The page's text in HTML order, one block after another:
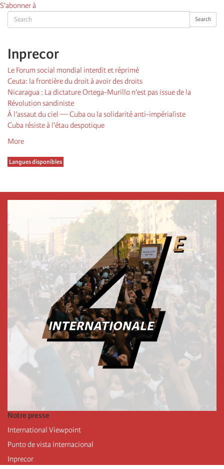
Search Search
Inprecor
Le Forum social mondial interdit et réprimé
Ceuta: la frontière du droit à avoir des droits
Nicaragua : La dictature Ortega-Murillo n’est pas issue de la
Révolution sandiniste
À l’assaut du ciel — Cuba ou la solidarité anti-impérialiste
Cuba résiste à l’étau despotique
More
Langues disponibles
S'abonner à
Notre presse
International Viewpoint
Punto de vista internacional
Inprecor